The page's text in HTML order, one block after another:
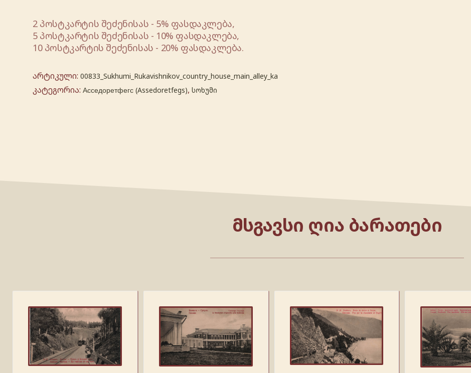
2 პოსტკარტის შეძენისას - 5% ფასდაკლება,
5 პოსტკარტის შეძენისას - 10% ფასდაკლება,
10 პოსტკარტის შეძენისას - 20% ფასდაკლება.
არტიკული: 00833_Sukhumi_Rukavishnikov_country_house_main_alley_ka
კატეგორია: Асседоретфегс (Assedoretfegs), სოხუმი
ᲛᲡᲒᲐᲕᲡᲘ ᲦᲘᲐ ᲑᲐᲠᲐᲗᲔᲑᲘ